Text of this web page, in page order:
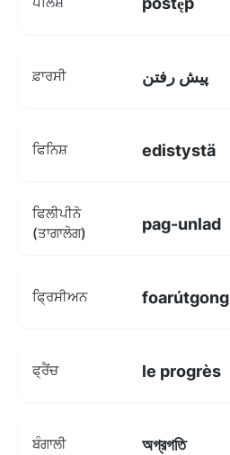
ਫ਼ਾਰਸੀ پیش رفتن
ਫਿਨਿਸ਼ edistystä
ਫਿਲੀਪੀਨੋ
(ਤਾਗਾਲੋਗ)
pag-unlad
ਫ੍ਰਿਸੀਅਨ foarútgong
ਫ੍ਰੈਂਚ le progrès
ਬੰਗਾਲੀ অগ্রগতি